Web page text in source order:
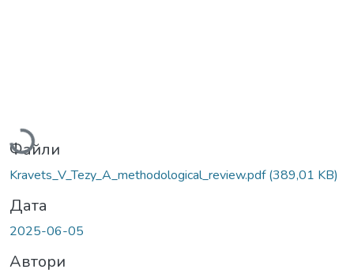
Вантажиться...
Файли
Kravets_V_Tezy_A_methodological_review.pdf(389,01 KB)
Дата
2025-06-05
Автори